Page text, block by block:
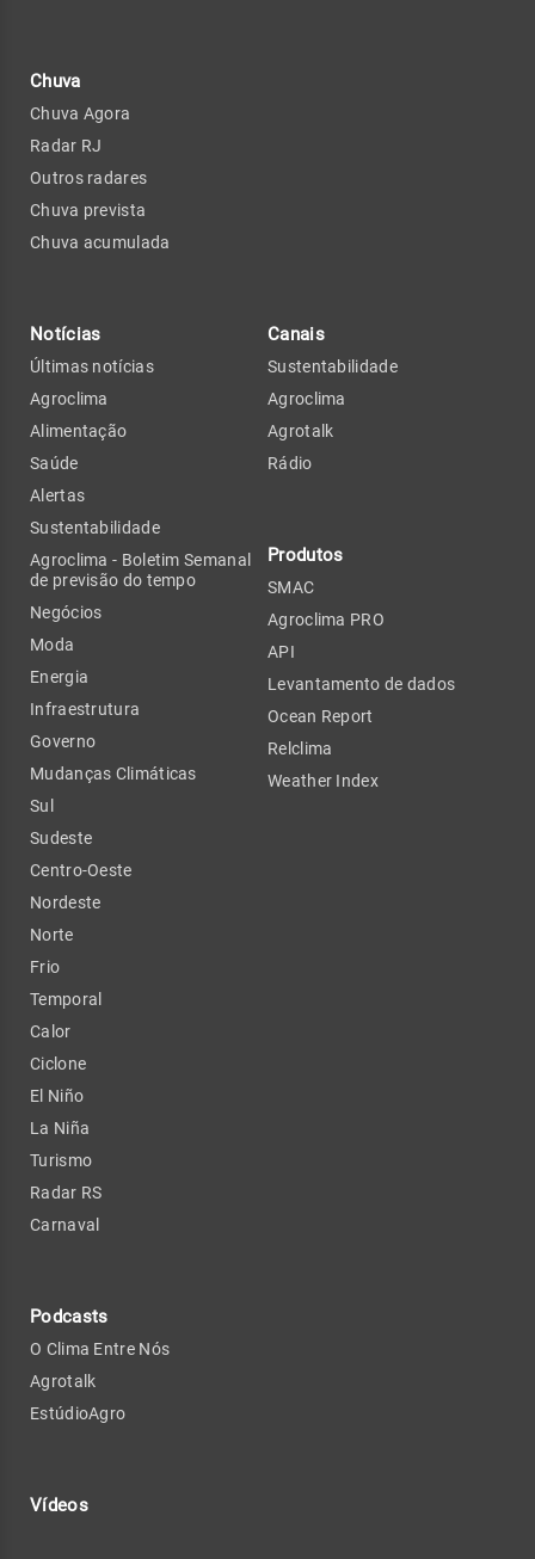
Chuva
Chuva Agora
Radar RJ
Outros radares
Chuva prevista
Chuva acumulada
Notícias
Últimas notícias
Agroclima
Alimentação
Saúde
Alertas
Sustentabilidade
Agroclima - Boletim Semanal
de previsão do tempo
Negócios
Moda
Energia
Infraestrutura
Governo
Mudanças Climáticas
Sul
Sudeste
Centro-Oeste
Nordeste
Norte
Frio
Temporal
Calor
Ciclone
El Niño
La Niña
Turismo
Radar RS
Carnaval
Podcasts
O Clima Entre Nós
Agrotalk
EstúdioAgro
Vídeos
Canais
Sustentabilidade
Agroclima
Agrotalk
Rádio
Produtos
SMAC
Agroclima PRO
API
Levantamento de dados
Ocean Report
Relclima
Weather Index